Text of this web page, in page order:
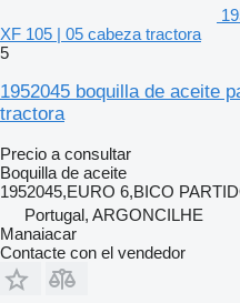
XF 105 | 05 cabeza tractora
5
1952045 boquilla de aceite
tractora
Precio a consultar
Boquilla de aceite
1952045,EURO 6,BICO
Portugal, ARGONCILHE
Manaiacar
Contacte con el vendedor